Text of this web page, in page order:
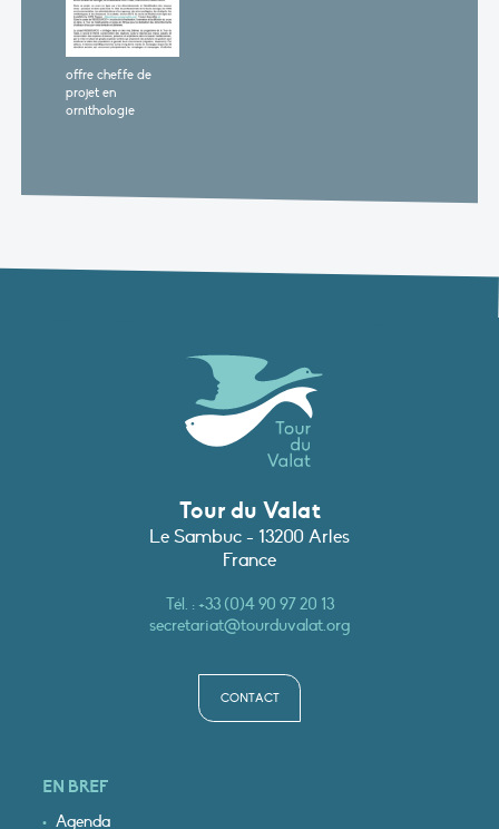
offre chef.fe de
projet en
ornithologie
Tour du Valat
Le Sambuc - 13200 Arles
France
Tél. :+33 (0)4 90 97 20 13
secretariat@tourduvalat.org
CONTACT
EN BREF
Agenda